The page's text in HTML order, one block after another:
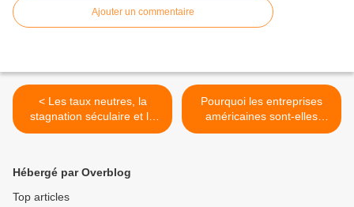
Ajouter un commentaire
< Les taux neutres, la
stagnation séculaire et le
rôle de la politique
Pourquoi les entreprises
américaines sont-elles
moins dynamiques ? >
Hébergé par Overblog
Top articles